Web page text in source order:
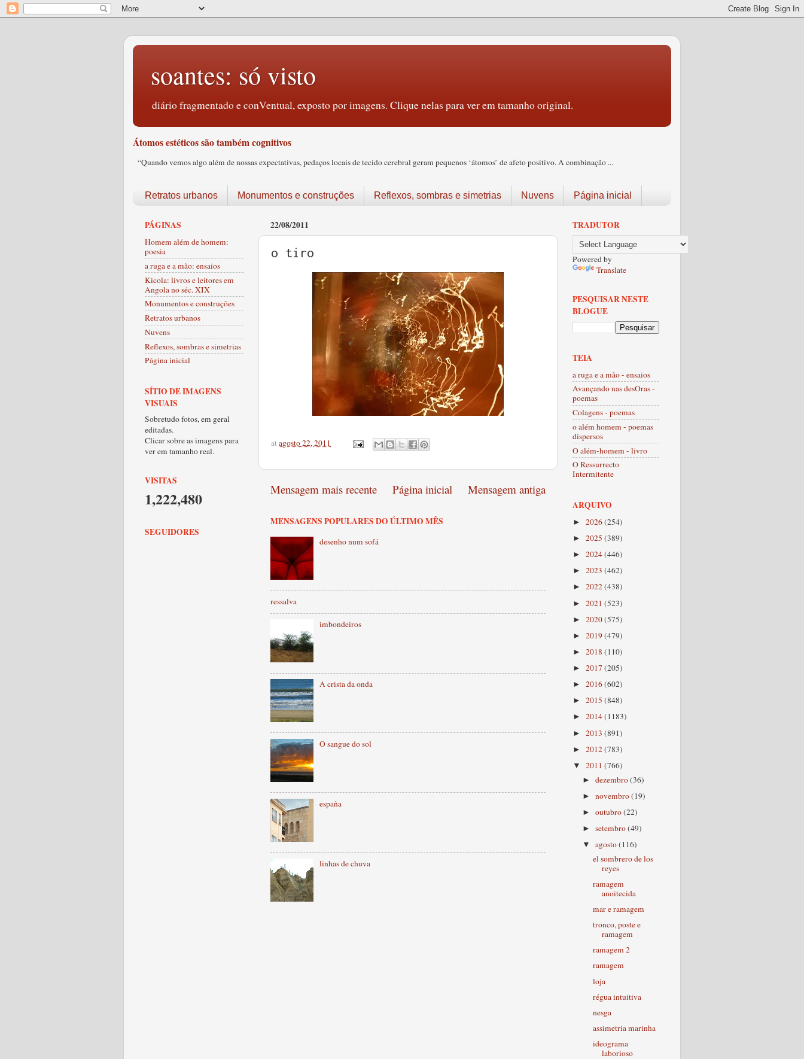
soantes: só visto
diário fragmentado e conVentual, exposto por imagens. Clique nelas para ver em tamanho original.
Átomos estéticos são também cognitivos
“Quando vemos algo além de nossas expectativas, pedaços locais de tecido cerebral geram pequenos ‘átomos’ de afeto positivo. A combinação ...
Retratos urbanos Monumentos e construções Reflexos, sombras e simetrias Nuvens Página inicial
22/08/2011
o tiro
atagosto 22, 2011
Mensagem mais recente Mensagem antiga
Página inicial
MENSAGENS POPULARES DO ÚLTIMO MÊS
desenho num sofá
ressalva
imbondeiros
A crista da onda
O sangue do sol
españa
linhas de chuva
PÁGINAS
Homem além de homem:
poesia
a ruga e a mão: ensaios
Kicola: livros e leitores em
Angola no séc. XIX
Monumentos e construções
Retratos urbanos
Nuvens
Reflexos, sombras e simetrias
Página inicial
SÍTIO DE IMAGENS
VISUAIS
Sobretudo fotos, em geral
editadas.
Clicar sobre as imagens para
ver em tamanho real.
VISITAS
1,222,480
SEGUIDORES
TRADUTOR
Powered by
Translate
PESQUISAR NESTE
BLOGUE
TEIA
a ruga e a mão - ensaios
Avançando nas desOras -
poemas
Colagens - poemas
o além homem - poemas
dispersos
O além-homem - livro
O Ressurrecto
Intermitente
ARQUIVO
► 2026(254)
► 2025 (389)
► 2024(446)
► 2023 (462)
► 2022(438)
► 2021 (523)
► 2020(575)
► 2019(479)
► 2018 (110)
► 2017 (205)
► 2016(602)
► 2015 (848)
► 2014(1183)
► 2013 (891)
► 2012(783)
▼ 2011 (766)
►dezembro(36)
►novembro(19)
►outubro(22)
►setembro(49)
▼agosto(116)
el sombrero de los
reyes
ramagem
anoitecida
mar e ramagem
tronco, poste e
ramagem
ramagem 2
ramagem
loja
régua intuitiva
nesga
assimetria marinha
ideograma
laborioso